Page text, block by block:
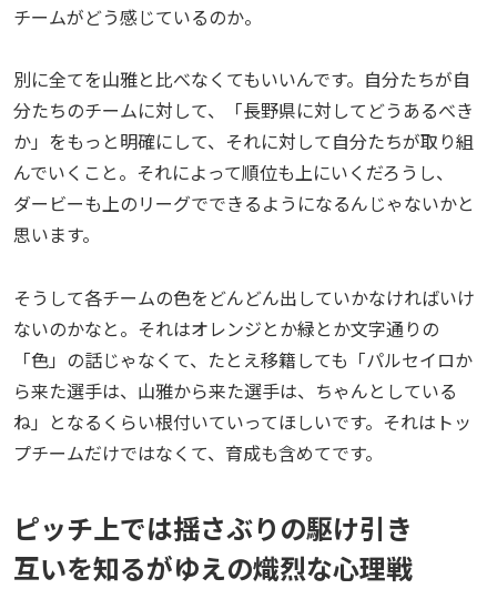
チームがどう感じているのか。
別に全てを山雅と比べなくてもいいんです。自分たちが自
分たちのチームに対して、「長野県に対してどうあるべき
か」をもっと明確にして、それに対して自分たちが取り組
んでいくこと。それによって順位も上にいくだろうし、
ダービーも上のリーグでできるようになるんじゃないかと
思います。
そうして各チームの色をどんどん出していかなければいけ
ないのかなと。それはオレンジとか緑とか文字通りの
「色」の話じゃなくて、たとえ移籍しても「パルセイロか
ら来た選手は、山雅から来た選手は、ちゃんとしている
ね」となるくらい根付いていってほしいです。それはトッ
プチームだけではなくて、育成も含めてです。
ピッチ上では揺さぶりの駆け引き
互いを知るがゆえの熾烈な心理戦